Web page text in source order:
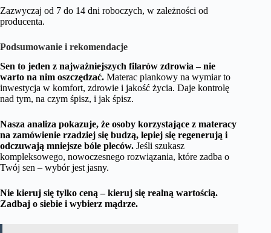
Zazwyczaj od 7 do 14 dni roboczych, w zależności od
producenta.
Podsumowanie i rekomendacje
Sen to jeden z najważniejszych filarów zdrowia – nie
warto na nim oszczędzać. Materac piankowy na wymiar to
inwestycja w komfort, zdrowie i jakość życia. Daje kontrolę
nad tym, na czym śpisz, i jak śpisz.
Nasza analiza pokazuje, że osoby korzystające z materacy
na zamówienie rzadziej się budzą, lepiej się regenerują i
odczuwają mniejsze bóle pleców. Jeśli szukasz
kompleksowego, nowoczesnego rozwiązania, które zadba o
Twój sen – wybór jest jasny.
Nie kieruj się tylko ceną – kieruj się realną wartością.
Zadbaj o siebie i wybierz mądrze.